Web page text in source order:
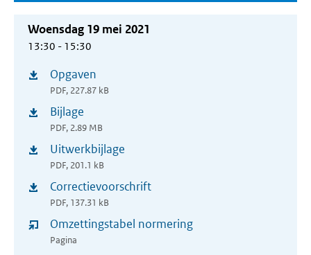
Woensdag 19 mei 2021
13:30 - 15:30
Opgaven
PDF, 227.87 kB
(opent
nieuw
venster)
Bijlage
PDF, 2.89 MB
(opent
nieuw
venster)
Uitwerkbijlage
PDF, 201.1 kB
(opent
nieuw
venster)
Correctievoorschrift
PDF, 137.31 kB
(opent
nieuw
venster)
Omzettingstabel normering
Pagina